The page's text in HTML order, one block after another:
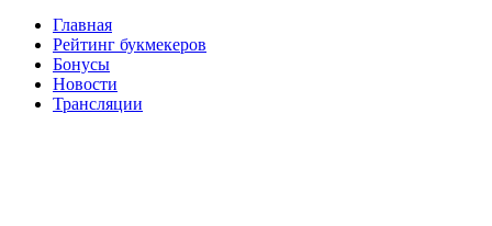
Главная
Рейтинг букмекеров
Бонусы
Новости
Трансляции